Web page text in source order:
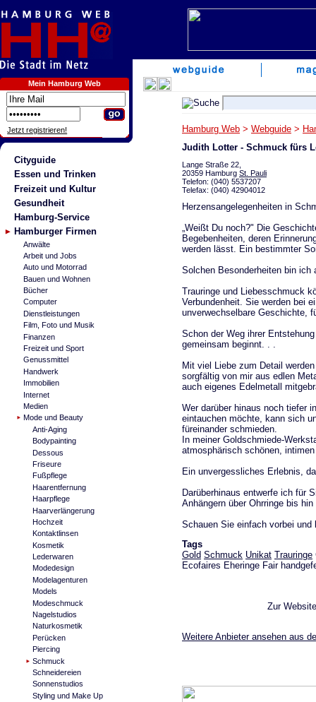
Mein Hamburg Web
Jetzt registrieren!
Cityguide
Essen und Trinken
Freizeit und Kultur
Gesundheit
Hamburg-Service
Hamburger Firmen
Anwälte
Arbeit und Jobs
Auto und Motorrad
Bauen und Wohnen
Bücher
Computer
Dienstleistungen
Film, Foto und Musik
Finanzen
Freizeit und Sport
Genussmittel
Handwerk
Immobilien
Internet
Medien
Mode und Beauty
Anti-Aging
Bodypainting
Dessous
Friseure
Fußpflege
Haarentfernung
Haarpflege
Haarverlängerung
Hochzeit
Kontaktlinsen
Kosmetik
Lederwaren
Modedesign
Modelagenturen
Models
Modeschmuck
Nagelstudios
Naturkosmetik
Perücken
Piercing
Schmuck
Schneidereien
Sonnenstudios
Styling und Make Up
Hamburg Web > Webguide >
Judith Lotter - Schmuck fürs
Lange Straße 22,
20359 Hamburg St. Pauli
Telefon: (040) 5537207
Telefax: (040) 42904012
Herzensangelegenheiten in
„Weißt Du noch?" Die
Begebenheiten, deren
werden lässt. Ein bestimmter
Solchen Besonderheiten bin ich
Trauringe und Liebesschmuck
Verbundenheit. Sie werden bei
unverwechselbare Geschichte,
Schon der Weg ihrer
gemeinsam beginnt. . .
Mit viel Liebe zum Detail
sorgfältig von mir aus edlen
auch eigenes Edelmetall
Wer darüber hinaus noch tiefer
eintauchen möchte, kann sich
füreinander schmieden.
In meiner Goldschmiede-
atmosphärisch schönen,
Ein unvergessliches Erlebnis,
Darüberhinaus entwerfe ich für
Anhängern über Ohrringe bis
Schauen Sie einfach vorbei
Tags
Gold Schmuck Unikat Trauringe
Ecofaires Eheringe Fair
Zur
Weitere Anbieter ansehen aus